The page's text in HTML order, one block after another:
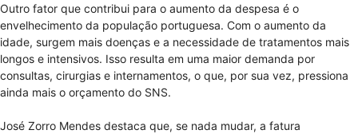
Outro fator que contribui para o aumento da despesa é o
envelhecimento da população portuguesa. Com o aumento da
idade, surgem mais doenças e a necessidade de tratamentos mais
longos e intensivos. Isso resulta em uma maior demanda por
consultas, cirurgias e internamentos, o que, por sua vez, pressiona
ainda mais o orçamento do SNS.
José Zorro Mendes destaca que, se nada mudar, a fatura